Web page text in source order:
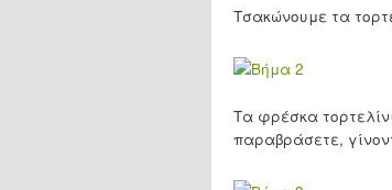
Τσακώνουμε τα
Τα φρέσκα
παραβράσετε,